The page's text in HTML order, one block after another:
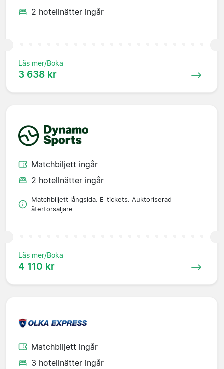
2 hotellnätter ingår
Läs mer/Boka
3 638 kr
Matchbiljett ingår
2 hotellnätter ingår
Matchbiljett långsida. E-tickets. Auktoriserad
återförsäljare
Läs mer/Boka
4 110 kr
Matchbiljett ingår
3 hotellnätter ingår